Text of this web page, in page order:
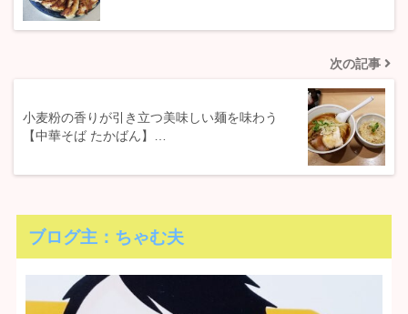
次の記事
小麦粉の香りが引き立つ美味しい麺を味わう
【中華そば たかばん】…
ブログ主：ちゃむ夫